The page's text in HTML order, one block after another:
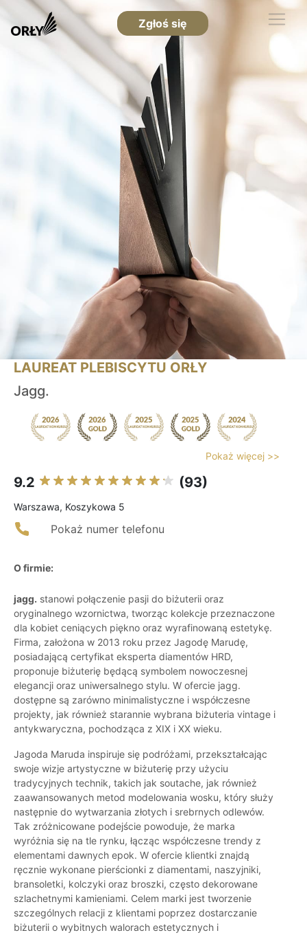
Zgłoś się
LAUREAT PLEBISCYTU ORŁY
Jagg.
Pokaż więcej >>
9.2 (93)
Warszawa, Koszykowa 5
Pokaż numer telefonu
O firmie:
jagg. stanowi połączenie pasji do biżuterii oraz
oryginalnego wzornictwa, tworząc kolekcje przeznaczone
dla kobiet ceniących piękno oraz wyrafinowaną estetykę.
Firma, założona w 2013 roku przez Jagodę Marudę,
posiadającą certyfikat eksperta diamentów HRD,
proponuje biżuterię będącą symbolem nowoczesnej
elegancji oraz uniwersalnego stylu. W ofercie jagg.
dostępne są zarówno minimalistyczne i współczesne
projekty, jak również starannie wybrana biżuteria vintage i
antykwaryczna, pochodząca z XIX i XX wieku.
Jagoda Maruda inspiruje się podróżami, przekształcając
swoje wizje artystyczne w biżuterię przy użyciu
tradycyjnych technik, takich jak soutache, jak również
zaawansowanych metod modelowania wosku, który służy
następnie do wytwarzania złotych i srebrnych odlewów.
Tak zróżnicowane podejście powoduje, że marka
wyróżnia się na tle rynku, łącząc współczesne trendy z
elementami dawnych epok. W ofercie klientki znajdą
ręcznie wykonane pierścionki z diamentami, naszyjniki,
bransoletki, kolczyki oraz broszki, często dekorowane
szlachetnymi kamieniami. Celem marki jest tworzenie
szczególnych relacji z klientami poprzez dostarczanie
biżuterii o wybitnych walorach estetycznych i